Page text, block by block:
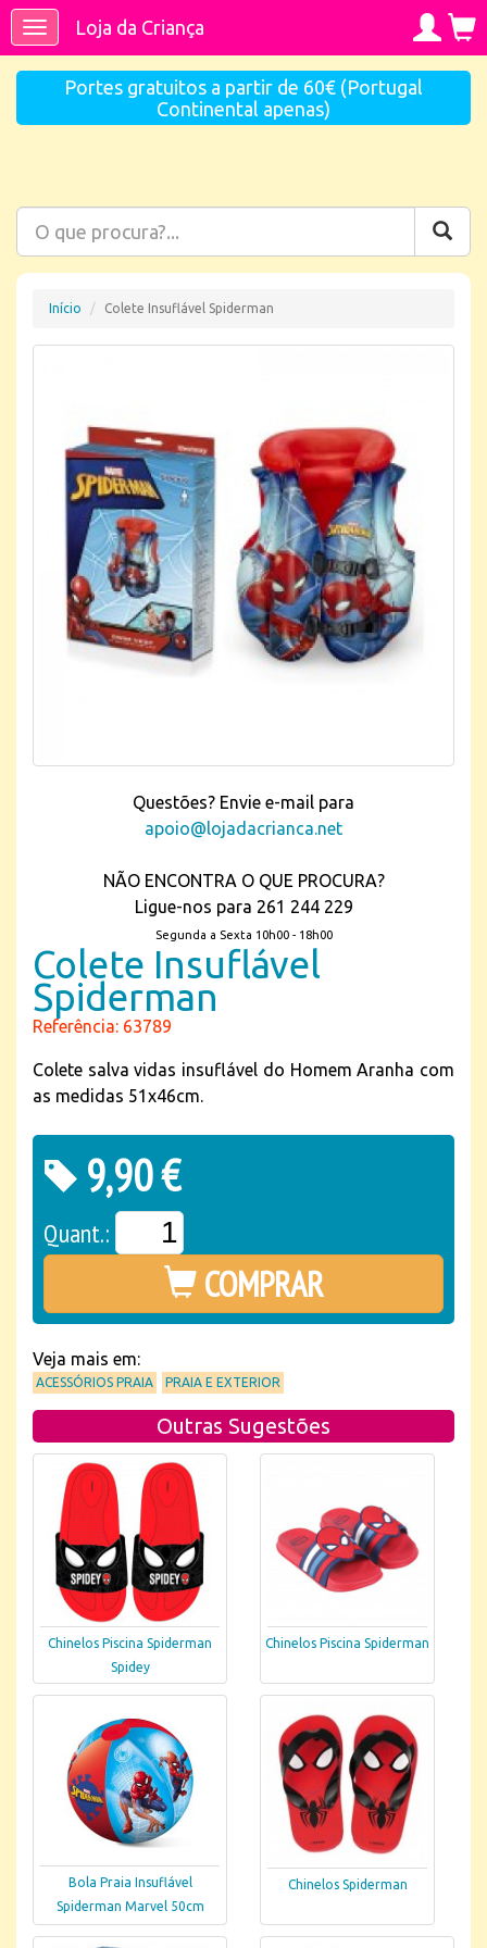
ToggleLoja da Criança
Portes gratuitos a partir de 60€ (Portugal
Continental apenas)
Início Colete Insuflável Spiderman
Questões? Envie e-mail para
apoio@lojadacrianca.net
NÃO ENCONTRA O QUE PROCURA?
Ligue-nos para 261 244 229
Segunda a Sexta 10h00 - 18h00
Colete Insuflável
Spiderman
Referência: 63789
Colete salva vidas insuflável do Homem Aranha com
as medidas 51x46cm.
9,90 €
Quant.:
COMPRAR
Veja mais em:
ACESSÓRIOS PRAIA PRAIA E EXTERIOR
Outras Sugestões
Chinelos Piscina Spiderman
Spidey
Chinelos Piscina Spiderman
Bola Praia Insuflável
Spiderman Marvel 50cm
Chinelos Spiderman